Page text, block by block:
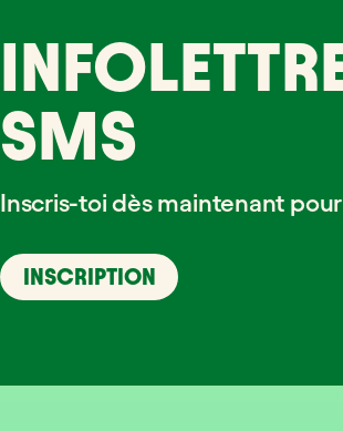
SMS
Inscris-toi dès maintenant
INSCRIPTION